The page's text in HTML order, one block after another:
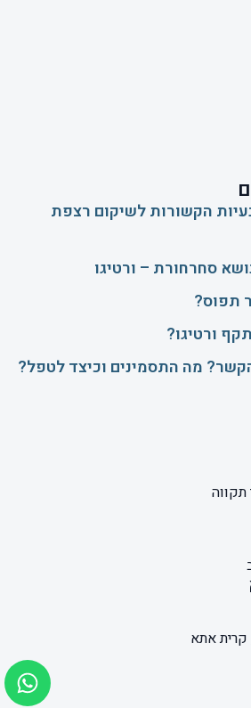
הקשורות לשיקום רצפת
סחרחורת – ורטיגו
תפוס?
ורטיגו?
מה התסמינים וכיצד לטפל?